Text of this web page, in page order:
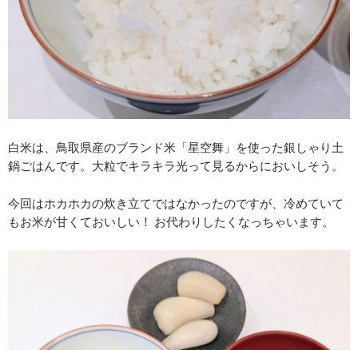
白米は、鳥取県産のブランド米「星空舞」を使った銀しゃり土
鍋ごはんです。大粒でキラキラ光って見るからにおいしそう。
今回はホカホカの炊き立てではなかったのですが、冷めていて
もお米が甘くておいしい！ お代わりしたくなっちゃいます。